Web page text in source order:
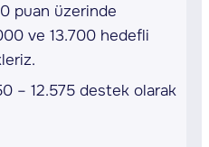
puan üzerinde
ve 13.700 hedefli
– 12.575 destek olarak